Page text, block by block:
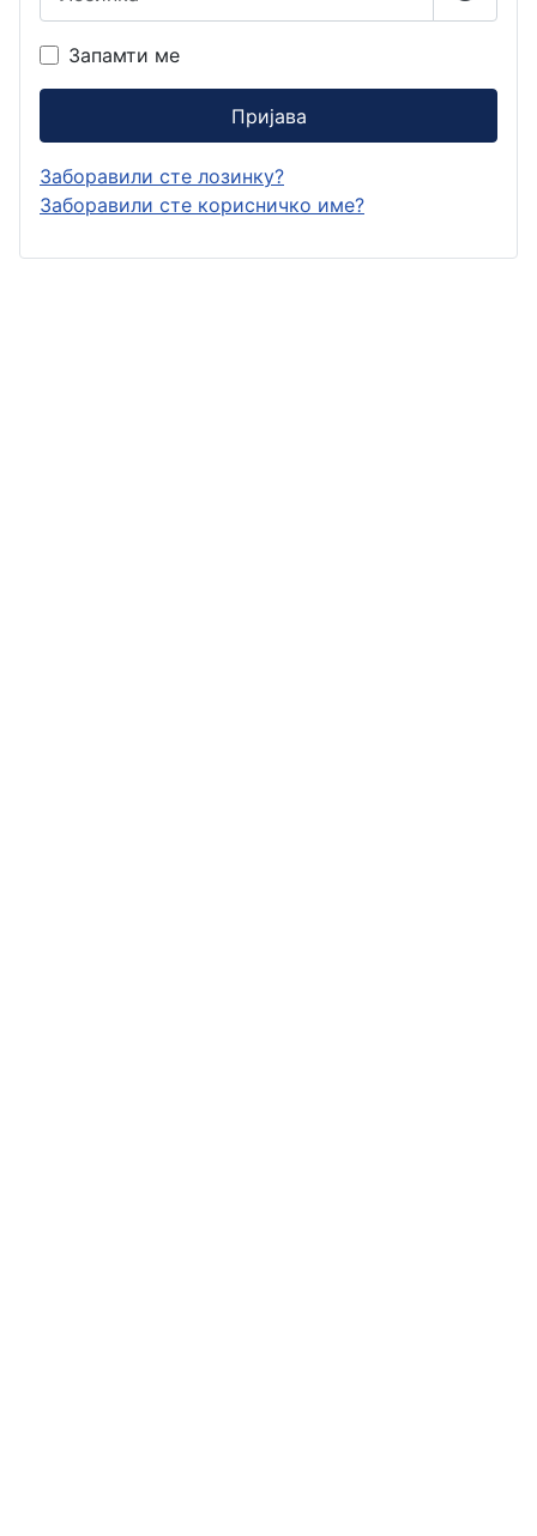
Запамти ме
Пријава
Заборавили сте лозинку?
Заборавили сте корисничко име?